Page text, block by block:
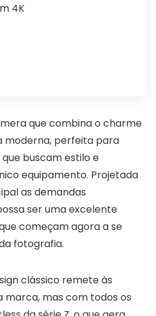
4K
que combina o charme
moderna, perfeita para
buscam estilo e
equipamento. Projetada
as demandas
ser uma excelente
começam agora a se
fotografia.
clássico remete às
marca, mas com todos os